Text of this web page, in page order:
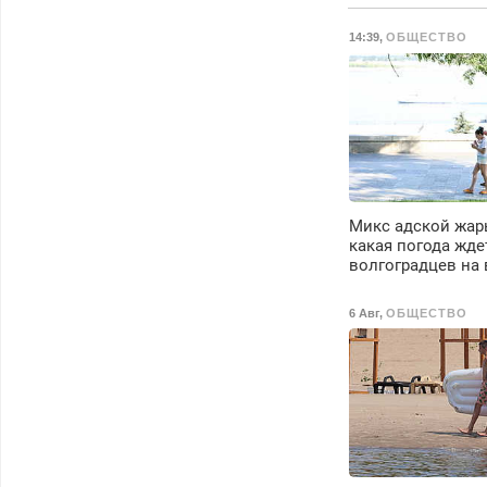
районы. Скидка.
Вызов бесплатный.
14:39,ОБЩЕСТВО
Микс адской
какая погода
волгоградцев
6 Авг,ОБЩЕСТВО